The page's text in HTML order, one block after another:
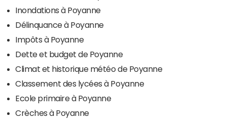
Inondations à Poyanne
Délinquance à Poyanne
Impôts à Poyanne
Dette et budget de Poyanne
Climat et historique météo de Poyanne
Classement des lycées à Poyanne
Ecole primaire à Poyanne
Crèches à Poyanne